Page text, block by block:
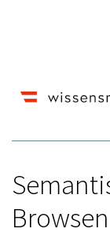
Browsen